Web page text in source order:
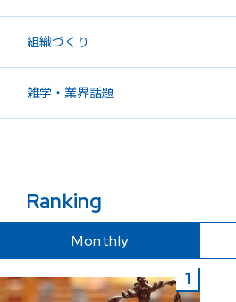
組織づくり
雑学・業界話題
Ranking
Monthly